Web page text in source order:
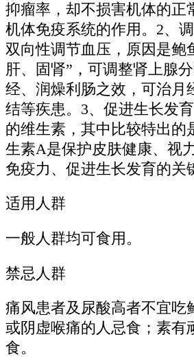
抑瘤率，却不损害机体的正
机体免疫系统的作用。2、
双向性调节血压，原因是鲍
肝、固肾”，可调整肾上腺
经、润燥利肠之效，可治月
结等疾患。3、促进生长发
的维生素，其中比较特出的
生素A是保护皮肤健康、视
免疫力、促进生长发育的关
适用人群
一般人群均可食用。
禁忌人群
痛风患者及尿酸高者不宜吃
或阴虚喉痛的人忌食；素有
食。